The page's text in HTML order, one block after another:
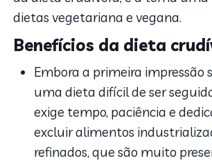
dietas vegetariana e vegana.
Benefícios da dieta
Embora a primeira impressão
uma dieta difícil de ser
exige tempo, paciência e
excluir alimentos
refinados, que são muito